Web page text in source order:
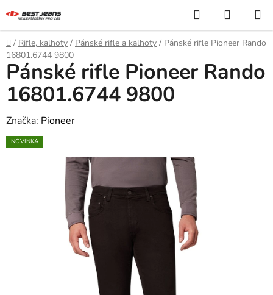
na
obsah
Hledat
KOŠÍK
Domů
/ Rifle, kalhoty / Pánské rifle a kalhoty / Pánské rifle Pioneer Rando
16801.6744 9800
Pánské rifle Pioneer Rando
16801.6744 9800
Značka: Pioneer
NOVINKA